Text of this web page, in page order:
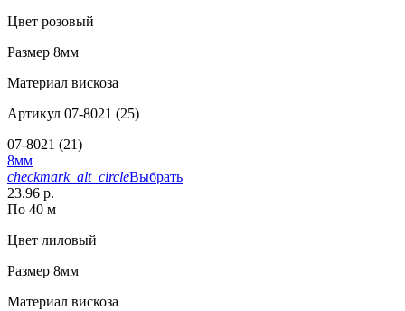
Цвет розовый
Размер 8мм
Материал вискоза
Артикул 07-8021 (25)
07-8021 (21)
8мм
checkmark_alt_circleВыбрать
23.96 р.
По 40 м
Цвет лиловый
Размер 8мм
Материал вискоза